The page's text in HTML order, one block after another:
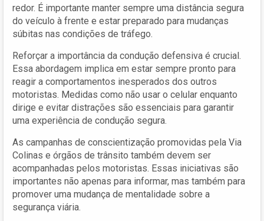
redor. É importante manter sempre uma distância segura
do veículo à frente e estar preparado para mudanças
súbitas nas condições de tráfego.
Reforçar a importância da condução defensiva é crucial.
Essa abordagem implica em estar sempre pronto para
reagir a comportamentos inesperados dos outros
motoristas. Medidas como não usar o celular enquanto
dirige e evitar distrações são essenciais para garantir
uma experiência de condução segura.
As campanhas de conscientização promovidas pela Via
Colinas e órgãos de trânsito também devem ser
acompanhadas pelos motoristas. Essas iniciativas são
importantes não apenas para informar, mas também para
promover uma mudança de mentalidade sobre a
segurança viária.